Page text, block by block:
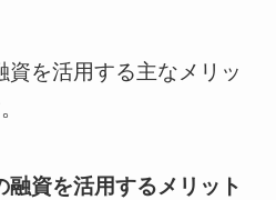
資を活用する主なメリッ
資を活用するメリット